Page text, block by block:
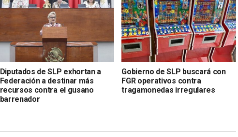
Diputados de SLP exhortan a
Federación a destinar más
recursos contra el gusano
barrenador
Gobierno de SLP buscará con
FGR operativos contra
tragamonedas irregulares